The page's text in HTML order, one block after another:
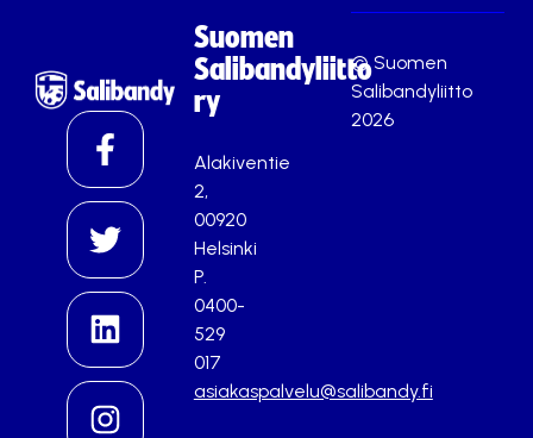
Suomen
Salibandyliitto
ry
Alakiventie
2,
00920
Helsinki
P.
0400-
529
017
asiakaspalvelu@salibandy.fi
© Suomen
Salibandyliitto
2026